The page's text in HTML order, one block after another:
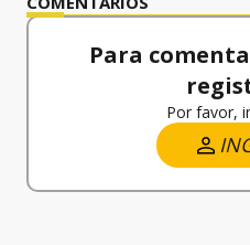
Para
Por favor,